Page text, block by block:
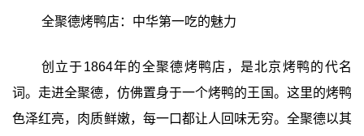
全聚德烤鸭店：中华第一吃的魅力
创立于1864年的全聚德烤鸭店，是北京烤鸭的代名
词。走进全聚德，仿佛置身于一个烤鸭的王国。这里的烤鸭
色泽红亮，肉质鲜嫩，每一口都让人回味无穷。全聚德以其